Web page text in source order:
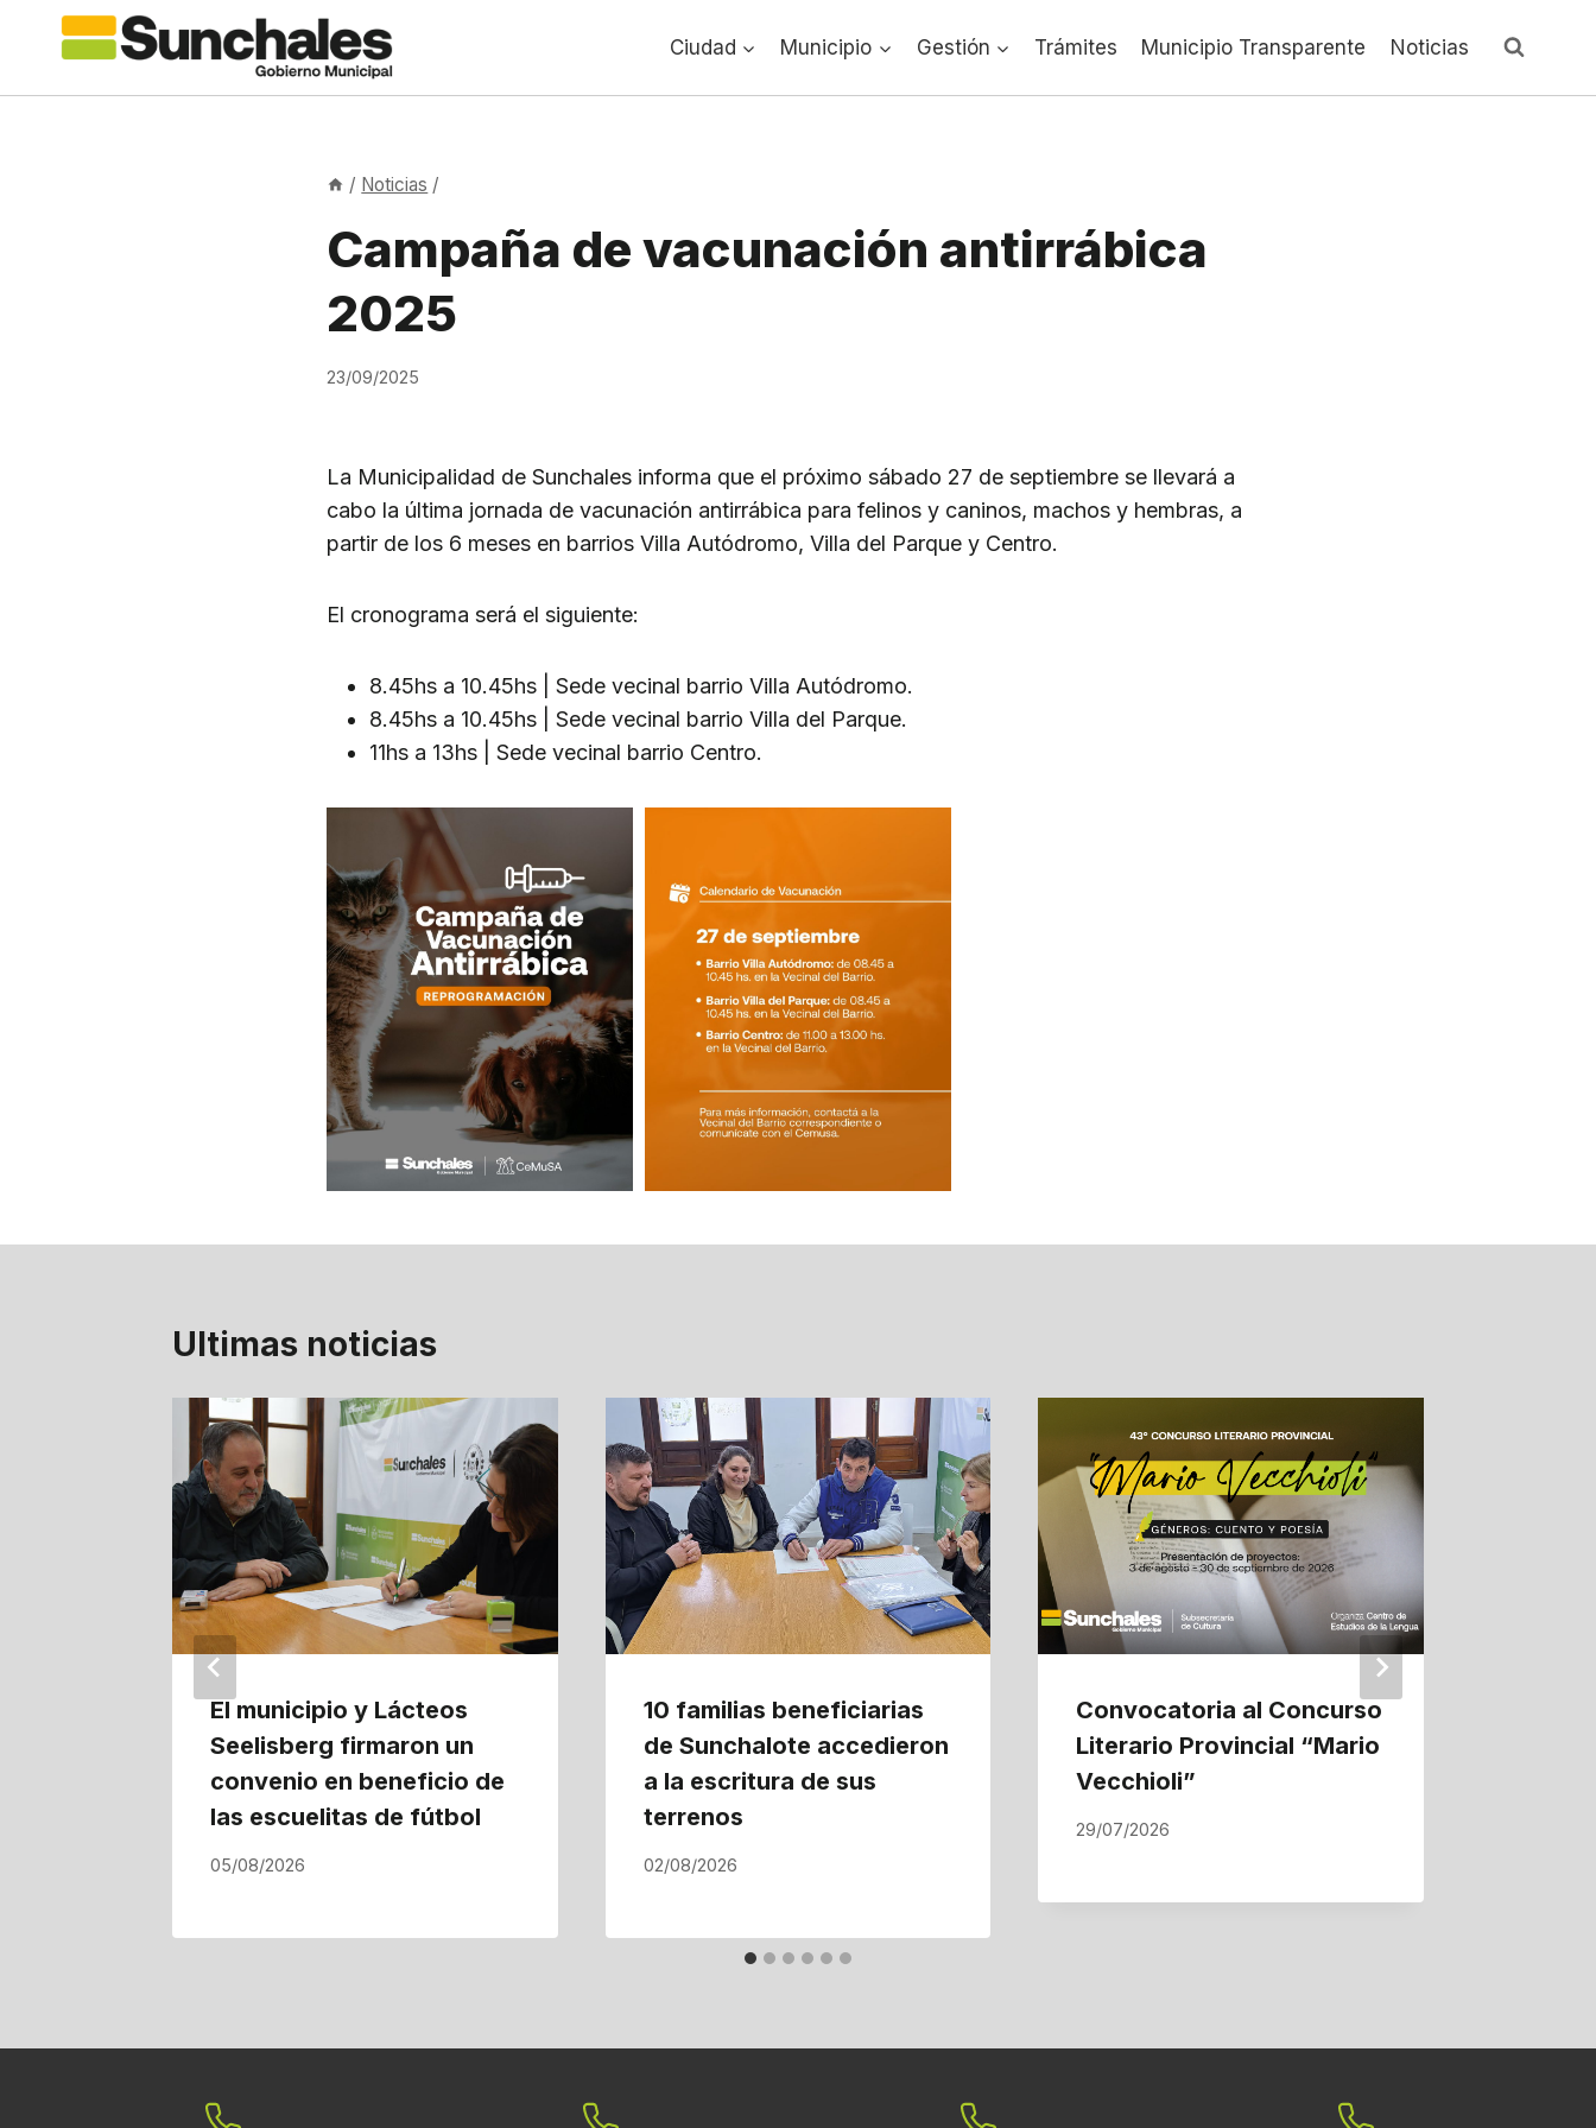
Ciudad Municipio Gestión Trámites Municipio Transparente Noticias
/ Noticias /
Campaña de vacunación antirrábica
2025
23/09/2025
La Municipalidad de Sunchales informa que el próximo sábado 27 de septiembre se llevará a
cabo la última jornada de vacunación antirrábica para felinos y caninos, machos y hembras, a
partir de los 6 meses en barrios Villa Autódromo, Villa del Parque y Centro.
El cronograma será el siguiente:
8.45hs a 10.45hs | Sede vecinal barrio Villa Autódromo.
8.45hs a 10.45hs | Sede vecinal barrio Villa del Parque.
11hs a 13hs | Sede vecinal barrio Centro.
Ultimas noticias
El municipio y Lácteos
Seelisberg firmaron un
convenio en beneficio de
las escuelitas de fútbol
05/08/2026
10 familias beneficiarias
de Sunchalote accedieron
a la escritura de sus
terrenos
02/08/2026
Convocatoria al Concurso
Literario Provincial “Mario
Vecchioli”
29/07/2026